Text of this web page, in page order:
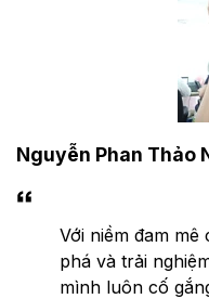
Nguyễn Phan Thảo
Với niềm đam
phá và trải
mình luôn cố